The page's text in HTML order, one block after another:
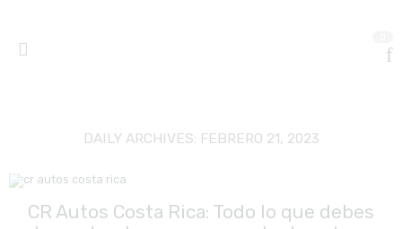
DAILY ARCHIVES: FEBRERO 21, 2023
CR Autos Costa Rica: Todo lo que debes